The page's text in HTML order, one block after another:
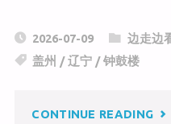
C
h
a
W
b
c
e
o
2026-07-09
边走边
盖州 /辽宁 /钟鼓楼
CONTINUE READING"盖